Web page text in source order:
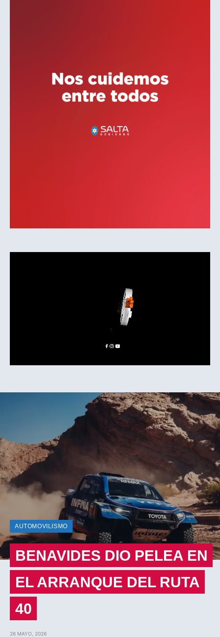
AUTOMOVILISMO
BENAVIDES DIO PELEA EN
EL ARRANQUE DEL RUTA
40
26 MAYO, 2026